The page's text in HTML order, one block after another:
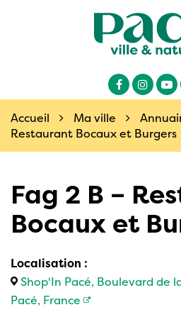
Site
officiel
ville
de
Pacé
Vilaine
(35)
Lien
vers
le
compte
Lien
vers
le
Accueil Ma ville
Restaurant Bocaux et Burgers
Fag 2 B –
Bocaux et
Localisation :
Shop'In Pacé, Boulevard de
Pacé, France